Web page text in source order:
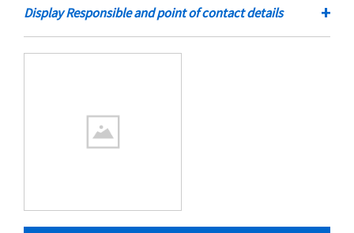
Display Responsible and point of contact details +